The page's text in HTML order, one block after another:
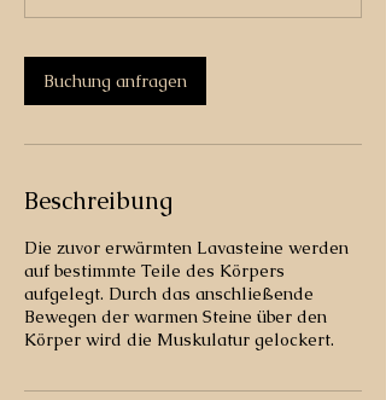
Buchung anfragen
Beschreibung
Die zuvor erwärmten Lavasteine werden
auf bestimmte Teile des Körpers
aufgelegt. Durch das anschließende
Bewegen der warmen Steine über den
Körper wird die Muskulatur gelockert.